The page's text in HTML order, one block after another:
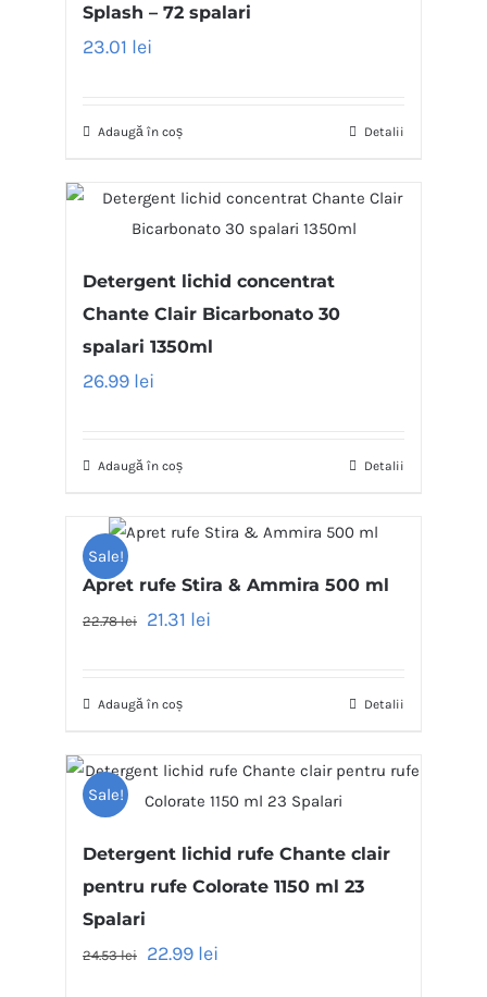
Splash – 72 spalari
23.01 lei
Adaugă în coș Detalii
Detergent lichid concentrat
Chante Clair Bicarbonato 30
spalari 1350ml
26.99 lei
Adaugă în coș Detalii
Sale!
Apret rufe Stira & Ammira 500 ml
22.78lei 21.31 lei
Adaugă în coș Detalii
Sale!
Detergent lichid rufe Chante clair
pentru rufe Colorate 1150 ml 23
Spalari
24.53lei 22.99 lei